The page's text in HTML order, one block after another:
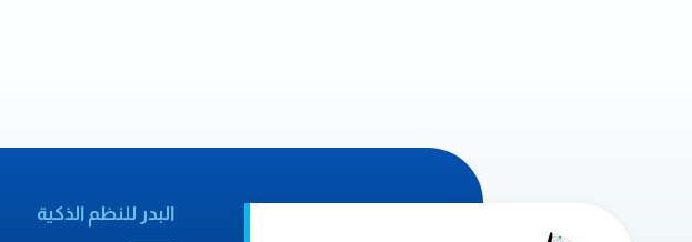
البدر للنظم الذكية